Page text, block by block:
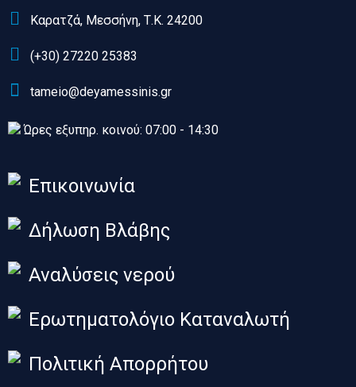
Καρατζά, Μεσσήνη, Τ.Κ. 24200
(+30) 27220 25383
tameio@deyamessinis.gr
Ώρες εξυπηρ. κοινού: 07:00 - 14:30
Επικοινωνία
Δήλωση Βλάβης
Αναλύσεις νερού
Ερωτηματολόγιο Καταναλωτή
Πολιτική Απορρήτου